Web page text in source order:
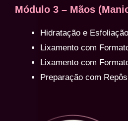
Módulo 3 – Mãos
Hidratação e
Lixamento com
Lixamento com
Preparação com Repôs